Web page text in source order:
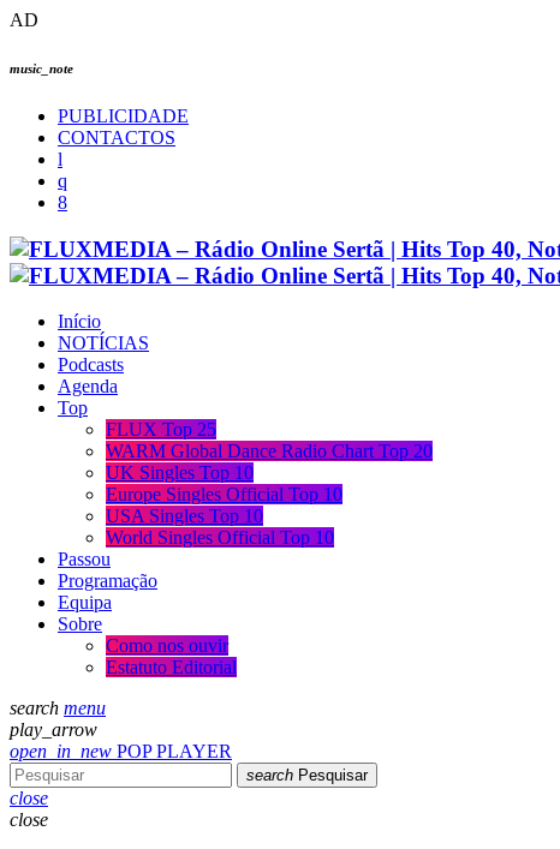
AD
music_note
PUBLICIDADE
CONTACTOS
Início
NOTÍCIAS
Podcasts
Agenda
Top
FLUX Top 25
WARM Global Dance Radio Chart Top 20
UK Singles Top 10
Europe Singles Official Top 10
USA Singles Top 10
World Singles Official Top 10
Passou
Programação
Equipa
Sobre
Como nos ouvir
Estatuto Editorial
search menu
play_arrow
open_in_new POP PLAYER
search Pesquisar
close
close